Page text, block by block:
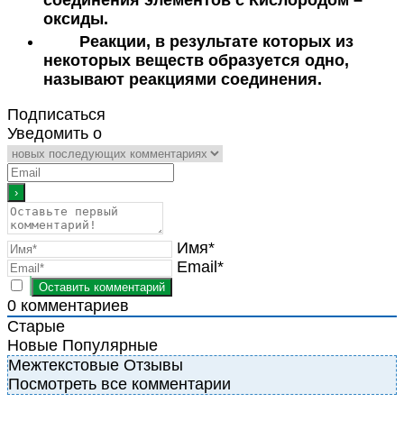
оксиды.
Реакции, в результате которых из
некоторых веществ образуется одно,
называют реакциями соединения.
Подписаться
Уведомить о
Имя*
Email*
0 комментариев
Старые
Новые Популярные
Межтекстовые Отзывы
Посмотреть все комментарии